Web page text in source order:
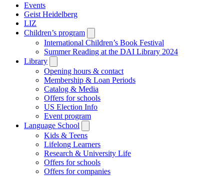
Events
Geist Heidelberg
LIZ
Children’s program
submenu
International Children’s Book Festival
Summer Reading at the DAI Library 2024
Library
submenu
Opening hours & contact
Membership & Loan Periods
Catalog & Media
Offers for schools
US Election Info
Event program
Language School
submenu
Kids & Teens
Lifelong Learners
Research & University Life
Offers for schools
Offers for companies